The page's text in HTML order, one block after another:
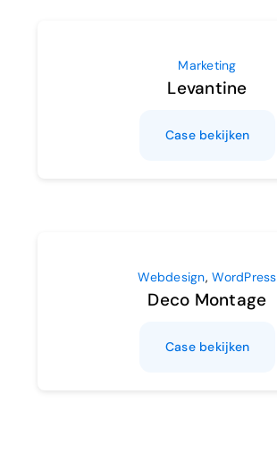
Marketing
Levantine
Case bekijken
Webdesign,WordPress
Deco Montage
Case bekijken